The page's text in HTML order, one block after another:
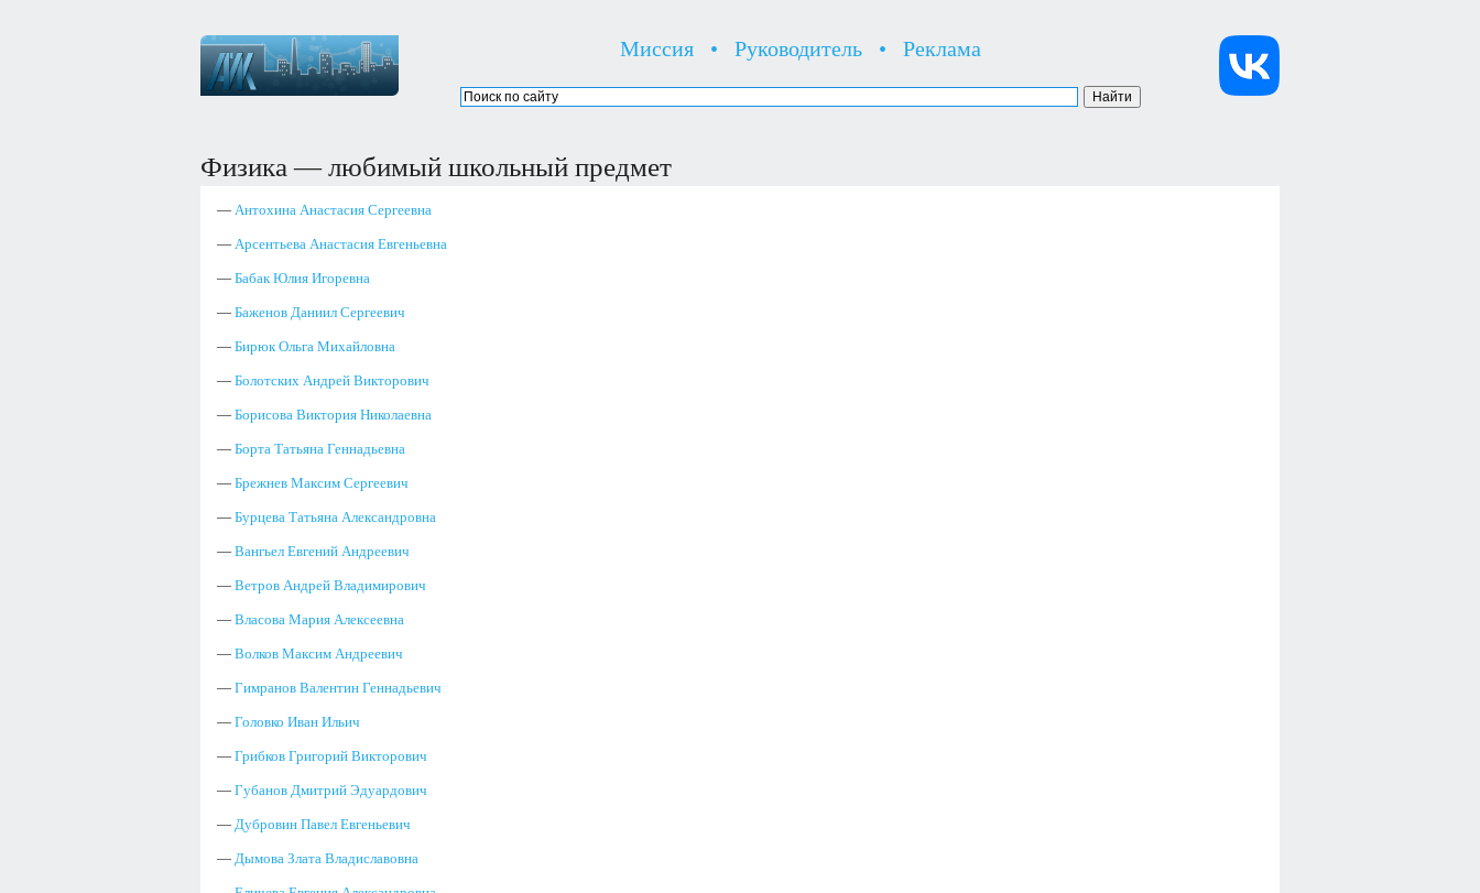
Миссия • Руководитель • Реклама
Физика — любимый школьный предмет
— Антохина Анастасия Сергеевна
— Арсентьева Анастасия Евгеньевна
— Бабак Юлия Игоревна
— Баженов Даниил Сергеевич
— Бирюк Ольга Михайловна
— Болотских Андрей Викторович
— Борисова Виктория Николаевна
— Борта Татьяна Геннадьевна
— Брежнев Максим Сергеевич
— Бурцева Татьяна Александровна
— Вангьел Евгений Андреевич
— Ветров Андрей Владимирович
— Власова Мария Алексеевна
— Волков Максим Андреевич
— Гимранов Валентин Геннадьевич
— Головко Иван Ильич
— Грибков Григорий Викторович
— Губанов Дмитрий Эдуардович
— Дубровин Павел Евгеньевич
— Дымова Злата Владиславовна